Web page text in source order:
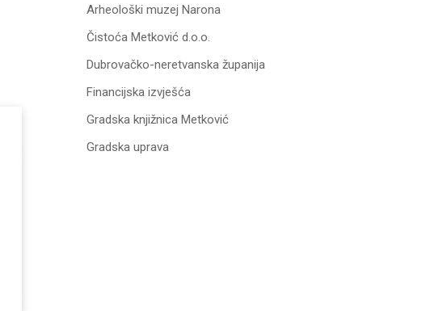
Arheološki muzej Narona
Čistoća Metković d.o.o.
Dubrovačko-neretvanska županija
Financijska izvješća
Gradska knjižnica Metković
Gradska uprava